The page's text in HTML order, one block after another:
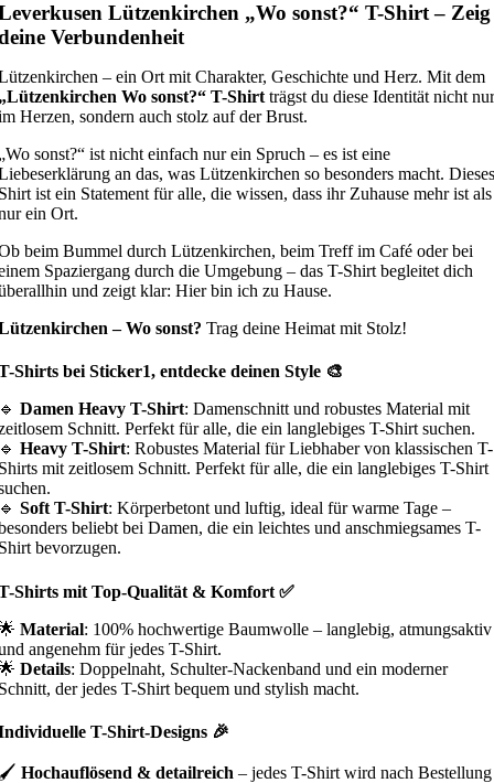
Lützenkirchen „Wo sonst?“ T-Shirt – Zeig
Verbundenheit
– ein Ort mit Charakter, Geschichte und Herz. Mit dem
Wo sonst?“ T-Shirt trägst du diese Identität nicht nur
Herzen, sondern auch stolz auf der Brust.
sonst?“ ist nicht einfach nur ein Spruch – es ist eine
an das, was Lützenkirchen so besonders macht. Dieses
ist ein Statement für alle, die wissen, dass ihr Zuhause mehr ist als
ein Ort.
beim Bummel durch Lützenkirchen, beim Treff im Café oder bei
Spaziergang durch die Umgebung – das T-Shirt begleitet dich
und zeigt klar: Hier bin ich zu Hause.
– Wo sonst? Trag deine Heimat mit Stolz!
Shirts bei Sticker1, entdecke deinen Style 🎨
Damen Heavy T-Shirt: Damenschnitt und robustes Material mit
Schnitt. Perfekt für alle, die ein langlebiges T-Shirt suchen.
Heavy T-Shirt: Robustes Material für Liebhaber von klassischen T-
mit zeitlosem Schnitt. Perfekt für alle, die ein langlebiges T-Shirt
Soft T-Shirt: Körperbetont und luftig, ideal für warme Tage –
beliebt bei Damen, die ein leichtes und anschmiegsames T-
bevorzugen.
Shirts mit Top-Qualität & Komfort ✅
Material: 100% hochwertige Baumwolle – langlebig, atmungsaktiv
angenehm für jedes T-Shirt.
Details: Doppelnaht, Schulter-Nackenband und ein moderner
der jedes T-Shirt bequem und stylish macht.
T-Shirt-Designs 🎉
Hochauflösend & detailreich – jedes T-Shirt wird nach Bestellung